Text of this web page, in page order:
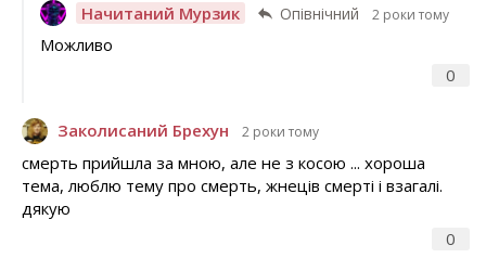
Начитаний Мурзик Опівнічний 2 роки тому
0
Можливо
Заколисаний Брехун 2 роки тому
0
смерть прийшла за мною, але не з косою ... хороша
тема, люблю тему про смерть, жнеців смерті і взагалі.
дякую